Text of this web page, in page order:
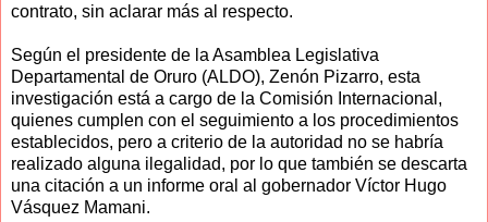
contrato, sin aclarar más al respecto.
Según el presidente de la Asamblea Legislativa
Departamental de Oruro (ALDO), Zenón Pizarro, esta
investigación está a cargo de la Comisión Internacional,
quienes cumplen con el seguimiento a los procedimientos
establecidos, pero a criterio de la autoridad no se habría
realizado alguna ilegalidad, por lo que también se descarta
una citación a un informe oral al gobernador Víctor Hugo
Vásquez Mamani.